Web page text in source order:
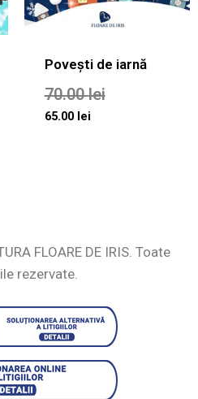
Povești de iarnă
70.00lei
65.00 lei
FLOARE DE IRIS. Toate
rezervate.